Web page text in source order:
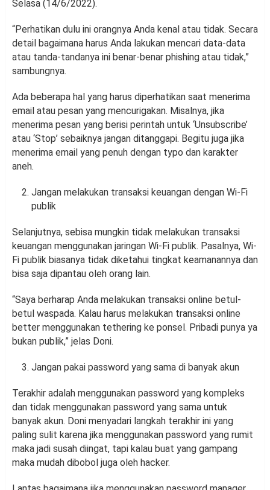
Selasa (14/6/2022).
“Perhatikan dulu ini orangnya Anda kenal atau tidak. Secara
detail bagaimana harus Anda lakukan mencari data-data
atau tanda-tandanya ini benar-benar phishing atau tidak,”
sambungnya.
Ada beberapa hal yang harus diperhatikan saat menerima
email atau pesan yang mencurigakan. Misalnya, jika
menerima pesan yang berisi perintah untuk ‘Unsubscribe’
atau ‘Stop’ sebaiknya jangan ditanggapi. Begitu juga jika
menerima email yang penuh dengan typo dan karakter
aneh.
Jangan melakukan transaksi keuangan dengan Wi-Fi
publik
Selanjutnya, sebisa mungkin tidak melakukan transaksi
keuangan menggunakan jaringan Wi-Fi publik. Pasalnya, Wi-
Fi publik biasanya tidak diketahui tingkat keamanannya dan
bisa saja dipantau oleh orang lain.
“Saya berharap Anda melakukan transaksi online betul-
betul waspada. Kalau harus melakukan transaksi online
better menggunakan tethering ke ponsel. Pribadi punya ya
bukan publik,” jelas Doni.
Jangan pakai password yang sama di banyak akun
Terakhir adalah menggunakan password yang kompleks
dan tidak menggunakan password yang sama untuk
banyak akun. Doni menyadari langkah terakhir ini yang
paling sulit karena jika menggunakan password yang rumit
maka jadi susah diingat, tapi kalau buat yang gampang
maka mudah dibobol juga oleh hacker.